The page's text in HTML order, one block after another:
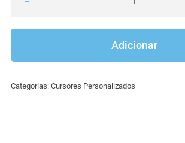
Quantidade
Cursor
Adicionar
Categorias: Cursores Personalizados